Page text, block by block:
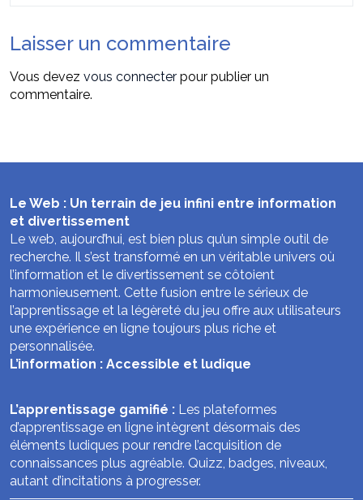
Laisser un commentaire
Vous devez vous connecter pour publier un
commentaire.
Le Web : Un terrain de jeu infini entre information
et divertissement
Le web, aujourd’hui, est bien plus qu’un simple outil de
recherche. Il s’est transformé en un véritable univers où
l’information et le divertissement se côtoient
harmonieusement. Cette fusion entre le sérieux de
l’apprentissage et la légèreté du jeu offre aux utilisateurs
une expérience en ligne toujours plus riche et
personnalisée.
L’information : Accessible et ludique
L’apprentissage gamifié : Les plateformes
d’apprentissage en ligne intègrent désormais des
éléments ludiques pour rendre l’acquisition de
connaissances plus agréable. Quizz, badges, niveaux,
autant d’incitations à progresser.